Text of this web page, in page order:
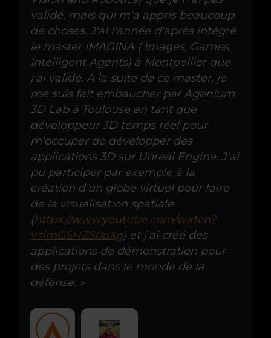
validé, mais qui m'a appris beaucoup
de choses. J'ai l'année d'après intégré
le master IMAGINA ( Images, Games,
Intelligent Agents) à Montpellier que
j'ai validé. A la suite de ce master, je
me suis fait embaucher par Agenium
3D Lab à Toulouse en tant que
développeur 3D temps réel pour
m'occuper de développer des
applications 3D sur Unreal Engine. J'ai
pu participer par exemple à la
création d'un globe virtuel pour faire
de la visualisation spatiale
(https://www.youtube.com/watch?
v=lmGSHZS0oXg) et j'ai créé des
applications de démonstration pour
des projets dans le monde de la
défense. »